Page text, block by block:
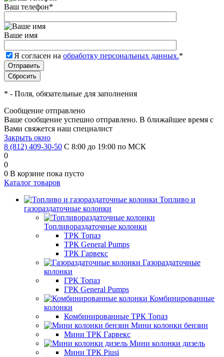
Ваш телефон*
Ваше имя
Я согласен на обработку персональных данных.*
* - Поля, обязательные для заполнения
Сообщение отправлено
Ваше сообщение успешно отправлено. В ближайшее время с
Вами свяжется наш специалист
Закрыть окно
8 (812) 409-30-50 С 8:00 до 19:00 по МСК
0
0
0 В корзине пока пусто
Каталог товаров
Топливо и
газораздаточные колонки
Топливораздаточные колонки
ТРК Топаз
ТРК General Pumps
ТРК Гарвекс
Газораздаточные
колонки
ГРК Топаз
ГРК General Pumps
Комбинированные
колонки
Комбинированные ТРК Топаз
Мини колонки бензин
Мини ТРК Гарвекс
Мини колонки дизель
Мини ТРК Piusi